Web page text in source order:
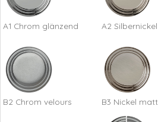
A1 Chrom glänzend A2 Silbernickel
B2 Chrom velours B3 Nickel matt